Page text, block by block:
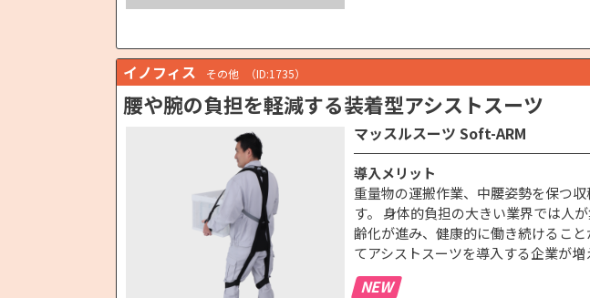
イノフィス その他 （ID:1735）
腰や腕の負担を軽減する装着型アシストスーツ
マッスルスーツ Soft-ARM
導入メリット
重量物の運搬作業、中腰姿勢を保つ
す。 身体的負担の大きい業界では人
齢化が進み、健康的に働き続けるこ
てアシストスーツを導入する企業が増
NEW